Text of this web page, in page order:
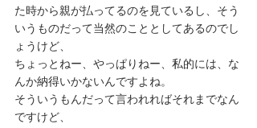
た時から親が払ってるのを見ているし、そう
いうものだって当然のこととしてあるのでし
ょうけど、
ちょっとねー、やっぱりねー、私的には、な
んか納得いかないんですよね。
そういうもんだって言われればそれまでなん
ですけど、